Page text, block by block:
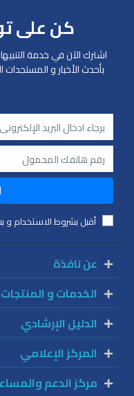
كن على
اشترك الآن في خدمة
بأحدث الأخبار و المستجدات
أقبل بشروط الاستخدام
عن نافذة
الخدمات و المنتجات
الدليل الإرشادي
المركز الإعلامي
مركز الدعم